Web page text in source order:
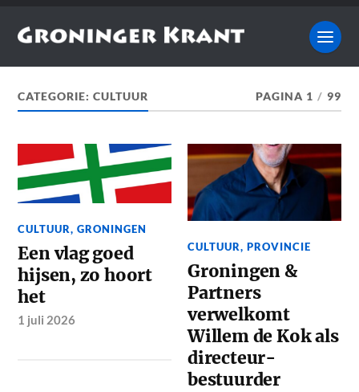
CATEGORIE:CULTUUR PAGINA 1 / 99
CULTUUR,GRONINGEN
Een vlag goed
hijsen, zo hoort
het
1 juli 2026
CULTUUR,PROVINCIE
Groningen &
Partners
verwelkomt
Willem de Kok als
directeur-
bestuurder